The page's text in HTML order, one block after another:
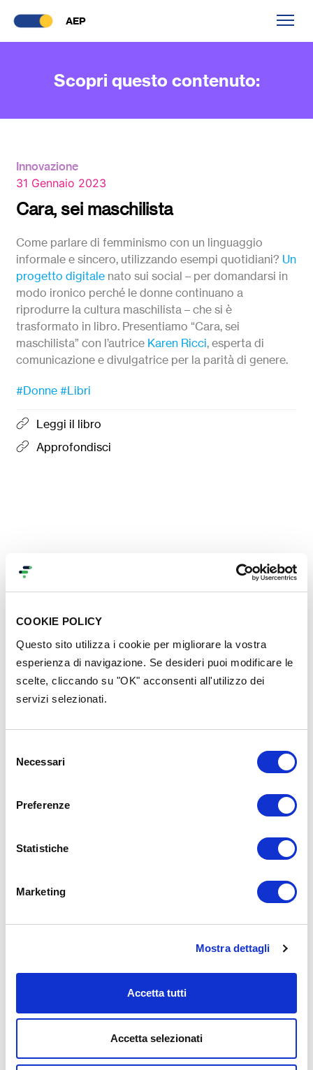
COOKIE POLICY
Questo sito utilizza i cookie per migliorare la vostra
esperienza di navigazione. Se desideri puoi modificare le
scelte, cliccando su "OK" acconsenti all'utilizzo dei
servizi selezionati.
delNecessari
Preferenze
Statistiche
Marketing
Mostra dettagli
Accetta tutti
Accetta selezionati
AEP
Scopri questo contenuto:
Innovazione
31 Gennaio 2023
Cara, sei maschilista
Come parlare di femminismo con un linguaggio
informale e sincero, utilizzando esempi quotidiani? Un
progetto digitale nato sui social – per domandarsi in
modo ironico perché le donne continuano a
riprodurre la cultura maschilista – che si è
trasformato in libro. Presentiamo “Cara, sei
maschilista” con l’autrice Karen Ricci, esperta di
comunicazione e divulgatrice per la parità di genere.
#Donne #Libri
Leggi il libro
Approfondisci
Contenuti nella stessa
categoria
Luciano Balbo: “Prima che
Intervista aLuciano Balboautore del
GenP:
In questa